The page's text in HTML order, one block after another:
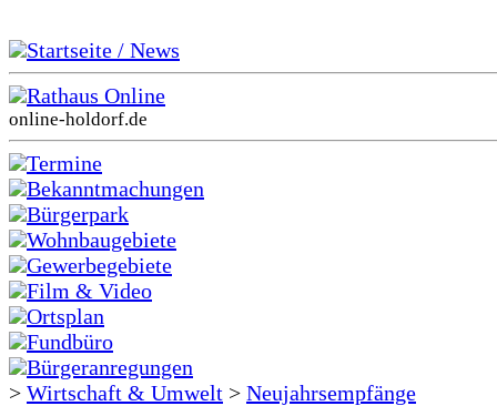
Startseite / News
Rathaus Online
online-holdorf.de
Termine
Bekanntmachungen
Bürgerpark
Wohnbaugebiete
Gewerbegebiete
Film & Video
Ortsplan
Fundbüro
Bürgeranregungen
> Wirtschaft & Umwelt > Neujahrsempfänge